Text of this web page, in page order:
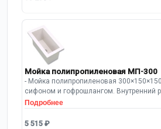
Мойка полипропиленовая МП-300
- Мойка полипропиленовая
сифоном и гофрошлангом. Внутренний
250х100х150 мм
Подробнее
5 515 ₽